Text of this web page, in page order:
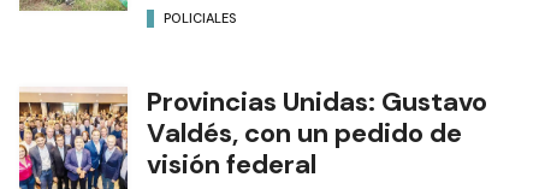
POLICIALES
Provincias Unidas: Gustavo
Valdés, con un pedido de
visión federal